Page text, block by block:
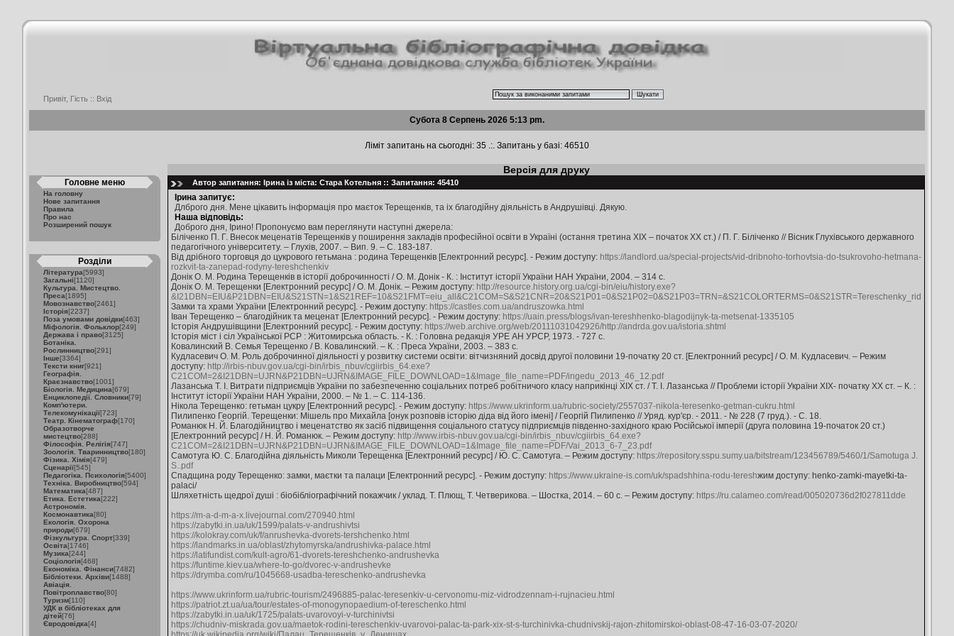
Привіт, Гість :: Вхід
Субота 8 Серпень 2026 5:13 pm.
Ліміт запитань на сьогодні: 35 .:. Запитань у базі: 46510
Головне меню
На головну
Нове запитання
Правила
Про нас
Розширений пошук
Розділи
Література[5993]
Загальні[1120]
Культура. Мистецтво.
Преса[1895]
Мовознавство[2461]
Історія[2237]
Поза умовами довідки[463]
Міфологія. Фольклор[249]
Держава і право[3125]
Ботаніка.
Рослинництво[291]
Інше[3364]
Тексти книг[921]
Географія.
Краєзнавство[1001]
Біологія. Медицина[679]
Енциклопедії. Словники[79]
Комп'ютери.
Телекомунікації[723]
Театр. Кінематограф[170]
Образотворче
мистецтво[288]
Філософія. Релігія[747]
Зоологія. Тваринництво[180]
Фізика. Хімія[479]
Сценарії[545]
Педагогіка. Психологія[5400]
Техніка. Виробництво[594]
Математика[487]
Етика. Естетика[222]
Астрономія.
Космонавтика[80]
Екологія. Охорона
природи[679]
Фізкультура. Спорт[339]
Освіта[1746]
Музика[244]
Соціологія[468]
Економіка. Фінанси[7482]
Бібліотеки. Архіви[1488]
Авіація.
Повітроплавство[80]
Туризм[110]
УДК в бібліотеках для
дітей[76]
Євродовідка[4]
Версія для друку
Автор запитання: Ірина із міста: Стара Котельня :: Запитання: 45410
Ірина запитує:
Длброго дня. Мене цікавить інформація про маєток Терещенків, та іх благодійну діяльність в Андрушівці. Дякую.
Наша відповідь:
Доброго дня, Ірино! Пропонуємо вам переглянути наступні джерела:
Біліченко П. Г. Внесок меценатів Терещенків у поширення закладів професійної освіти в Україні (остання третина ХІХ – початок ХХ ст.) / П. Г. Біліченко // Вісник Глухівського державного
педагогічного університету. – Глухів, 2007. – Вип. 9. – С. 183-187.
Від дрібного торговця до цукрового гетьмана : родина Терещенків [Електронний ресурс]. - Режим доступу: https://landlord.ua/special-projects/vid-dribnoho-torhovtsia-do-tsukrovoho-hetmana-
rozkvit-ta-zanepad-rodyny-tereshchenkiv
Донік О. М. Родина Терещенків в історії доброчинності / О. М. Донік - К. : Інститут історії України НАН України, 2004. – 314 с.
Донік О. М. Терещенки [Електронний ресурс] / О. М. Донік. – Режим доступу: http://resource.history.org.ua/cgi-bin/eiu/history.exe?
&I21DBN=EIU&P21DBN=EIU&S21STN=1&S21REF=10&S21FMT=eiu_all&C21COM=S&S21CNR=20&S21P01=0&S21P02=0&S21P03=TRN=&S21COLORTERMS=0&S21STR=Tereschenky_rid
Замки та храми України [Електронний ресурс]. - Режим доступу: https://castles.com.ua/andruszowka.html
Іван Терещенко – благодійник та меценат [Електронний ресурс]. - Режим доступу: https://uain.press/blogs/ivan-tereshhenko-blagodijnyk-ta-metsenat-1335105
Історія Андрушівщини [Електронний ресурс]. - Режим доступу: https://web.archive.org/web/20111031042926/http://andrda.gov.ua/istoria.shtml
Історія міст і сіл Української РСР : Житомирська область. - К. : Головна редакція УРЕ АН УРСР, 1973. - 727 с.
Ковалинский В. Семья Терещенко / В. Ковалинский. – К. : Преса України, 2003. – 383 с.
Кудласевич О. М. Роль доброчинної діяльності у розвитку системи освіти: вітчизняний досвід другої половини 19-початку 20 ст. [Електронний ресурс] / О. М. Кудласевич. – Режим
доступу: http://irbis-nbuv.gov.ua/cgi-bin/irbis_nbuv/cgiirbis_64.exe?
C21COM=2&I21DBN=UJRN&P21DBN=UJRN&IMAGE_FILE_DOWNLOAD=1&Image_file_name=PDF/ingedu_2013_46_12.pdf
Лазанська Т. І. Витрати підприємців України по забезпеченню соціальних потреб робітничого класу наприкінці XIX ст. / Т. І. Лазанська // Проблеми історії України ХІХ- початку ХХ ст. – К. :
Інститут історії України НАН України, 2000. – № 1. – С. 114-136.
Нікола Терещенко: гетьман цукру [Електронний ресурс]. - Режим доступу: https://www.ukrinform.ua/rubric-society/2557037-nikola-teresenko-getman-cukru.html
Пилипенко Георгій. Терещенки: Мішель про Михайла [онук розповів історію діда від його імені] / Георгій Пилипенко // Уряд. кур'єр. - 2011. - № 228 (7 груд.). - С. 18.
Романюк Н. Й. Благодійництво і меценатство як засіб підвищення соціального статусу підприємців південно-західного краю Російської імперії (друга половина 19-початок 20 ст.)
[Електронний ресурс] / Н. Й. Романюк. – Режим доступу: http://www.irbis-nbuv.gov.ua/cgi-bin/irbis_nbuv/cgiirbis_64.exe?
C21COM=2&I21DBN=UJRN&P21DBN=UJRN&IMAGE_FILE_DOWNLOAD=1&Image_file_name=PDF/Vai_2013_6-7_23.pdf
Самотуга Ю. С. Благодійна діяльність Миколи Терещенка [Електронний ресурс] / Ю. С. Самотуга. – Режим доступу: https://repository.sspu.sumy.ua/bitstream/123456789/5460/1/Samotuga J.
S..pdf
Спадщина роду Терещенко: замки, маєтки та палаци [Електронний ресурс]. - Режим доступу: https://www.ukraine-is.com/uk/spadshhina-rodu-tereshжим доступу: henko-zamki-mayetki-ta-
palaci/
Шляхетність щедрої душі : біобібліографічний покажчик / уклад. Т. Плющ, Т. Четверикова. – Шостка, 2014. – 60 с. – Режим доступу: https://ru.calameo.com/read/005020736d2f027811dde
https://m-a-d-m-a-x.livejournal.com/270940.html
https://zabytki.in.ua/uk/1599/palats-v-andrushivtsi
https://kolokray.com/uk/f/anrushevka-dvorets-tershchenko.html
https://landmarks.in.ua/oblast/zhytomyrska/andrushivka-palace.html
https://latifundist.com/kult-agro/61-dvorets-tereshchenko-andrushevka
https://funtime.kiev.ua/where-to-go/dvorec-v-andrushevke
https://drymba.com/ru/1045668-usadba-tereschenko-andrushevka
https://www.ukrinform.ua/rubric-tourism/2496885-palac-teresenkiv-u-cervonomu-miz-vidrodzennam-i-rujnacieu.html
https://patriot.zt.ua/ua/tour/estates-of-monogynopaedium-of-tereschenko.html
https://zabytki.in.ua/uk/1725/palats-uvarovoyi-v-turchinivtsi
https://chudniv-miskrada.gov.ua/maetok-rodini-tereschenkiv-uvarovoi-palac-ta-park-xix-st-s-turchinivka-chudnivskij-rajon-zhitomirskoi-oblast-08-47-16-03-07-2020/